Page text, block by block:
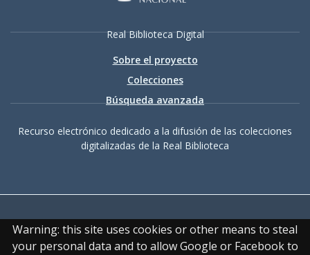
Warning: this site uses cookies or other means to steal
your personal data and to allow Google or Facebook to
Real Biblioteca Digital
Sobre el proyecto
Colecciones
Búsqueda avanzada
Recurso electrónico dedicado a la difusión de las colecciones
digitalizadas de la Real Biblioteca